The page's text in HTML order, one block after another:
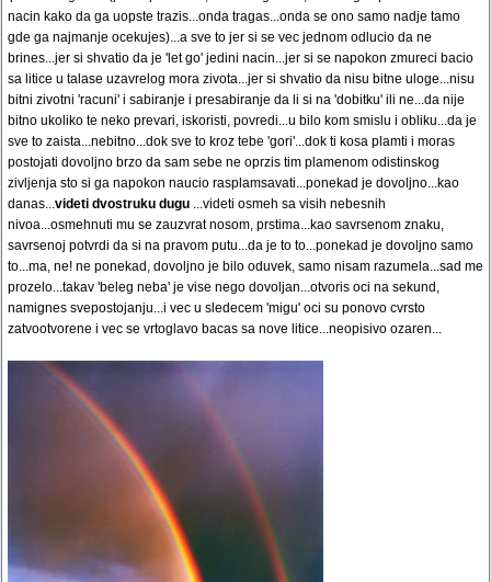
nacin kako da ga uopste trazis...onda tragas...onda se ono samo nadje tamo
gde ga najmanje ocekujes)...a sve to jer si se vec jednom odlucio da ne
brines...jer si shvatio da je 'let go' jedini nacin...jer si se napokon zmureci bacio
sa litice u talase uzavrelog mora zivota...jer si shvatio da nisu bitne uloge...nisu
bitni zivotni 'racuni' i sabiranje i presabiranje da li si na 'dobitku' ili ne...da nije
bitno ukoliko te neko prevari, iskoristi, povredi...u bilo kom smislu i obliku...da je
sve to zaista...nebitno...dok sve to kroz tebe 'gori'...dok ti kosa plamti i moras
postojati dovoljno brzo da sam sebe ne oprzis tim plamenom odistinskog
zivljenja sto si ga napokon naucio rasplamsavati...ponekad je dovoljno...kao
danas...videti dvostruku dugu ...videti osmeh sa visih nebesnih
nivoa...osmehnuti mu se zauzvrat nosom, prstima...kao savrsenom znaku,
savrsenoj potvrdi da si na pravom putu...da je to to...ponekad je dovoljno samo
to...ma, ne! ne ponekad, dovoljno je bilo oduvek, samo nisam razumela...sad me
prozelo...takav 'beleg neba' je vise nego dovoljan...otvoris oci na sekund,
namignes svepostojanju...i vec u sledecem 'migu' oci su ponovo cvrsto
zatvootvorene i vec se vrtoglavo bacas sa nove litice...neopisivo ozaren...